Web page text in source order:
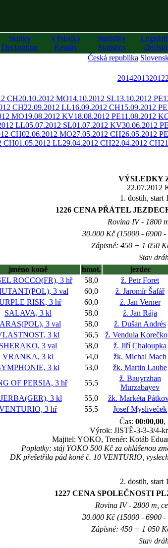
Startky
Declaration
Výsledky
Results
Statistiky
Statistics
Česká republika
201420132012
CH20.10.2012 MO14.10.2012 SL13.10.2012 PE
CH22.09.2012 LL16.09.2012 CH15.09.2012 PE
MO19.08.2012 KV18.08.2012 PE11.08.2012
LL05.07.2012 SL01.07.2012 KV30.06.2012 PE
CH02.06.2012 MO27.05.2012 CH26.05.2012 PE
CH01.05.2012 LL29.04.2012 CH22.04.2012 CH
VÝSLEDKY
22.07.2012
1. dostih, start
1226 CENA PŘÁTEL
Rovina IV - 1800
30.000 Kč (15000 - 6900
Zápisné: 450 + 1 050
Stav
jméno koně hmot. jezdec
ROCCO(FR), 3 hř 58,0 ž. Petr Foret
3 val 60,0 ž. Jaromír Šafář
RISK, 3 hř 60,0 ž. Jan Verner
SALAVA, 3 kl 58,0 ž. Jan Rája
3 val 58,0 ž. Dušan Andrés
3 kl 56,5 ž. Vendula
SHERAKO, 3 val 58,0 ž. Jiří Chaloupka
VRANKA, 3 kl 54,0 žk. Michal Mach
3 kl 53,0 žk. Martin Laube
OF PERSIA, 3 hř 55,5
ž. Bauyrzhan
Murzabayev
3 kl 55,0 žk. Markéta
3 hř 55,5 Josef Mysliveček
Čas: 00:00,00,
Výrok: JISTĚ-3-3-3/4-
Majitel: YOKO, Trenér: Kotáb
Poplatky: stáj YOKO 500 Kč za ohlášenou
DK přešetřila pád koně č. 10 VENTURIO,
2. dostih, start
1227 CENA SPOLEČNOSTI
Rovina IV - 2800 m,
30.000 Kč (15000 - 6900
Zápisné: 450 + 1 050
Stav